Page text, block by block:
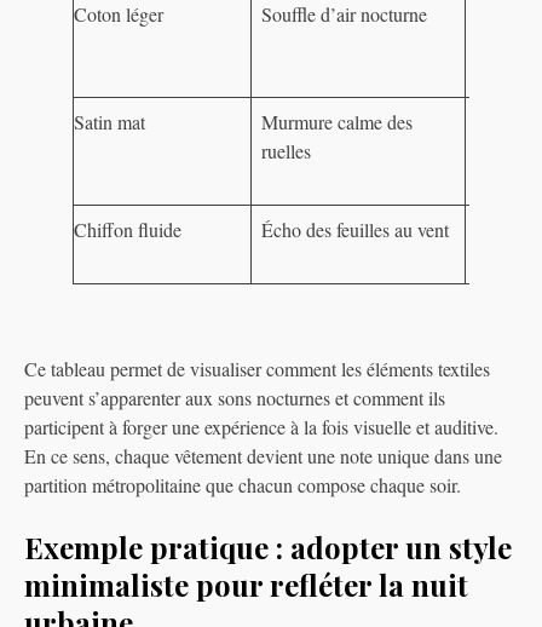
Coton léger
Souffle d’air nocturne
Satin mat
Murmure calme des
ruelles
Chiffon fluide
Écho des feuilles au vent
Ce tableau permet de visualiser comment les éléments textiles
peuvent s’apparenter aux sons nocturnes et comment ils
participent à forger une expérience à la fois visuelle et auditive.
En ce sens, chaque vêtement devient une note unique dans une
partition métropolitaine que chacun compose chaque soir.
Exemple pratique : adopter un style
minimaliste pour refléter la nuit